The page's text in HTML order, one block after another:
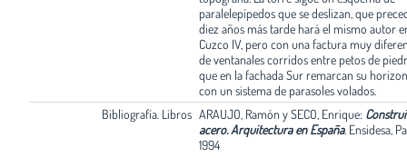
paralelepípedos que se deslizan, que
diez años más tarde hará el mismo autor
Cuzco IV, pero con una factura muy
de ventanales corridos entre petos de
que en la fachada Sur remarcan su
con un sistema de parasoles volados.
Bibliografía. Libros ARAUJO, Ramón y SECO, Enrique:
acero. Arquitectura en España. Ensidesa,
1994